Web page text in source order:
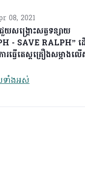
08, 2021
យសង្គ្រោះសត្វទន្សាយ
- SAVE RALPH” ដ
រធ្វើតេស្តគ្រឿងសម្អាងលើ
ទាំងអស់